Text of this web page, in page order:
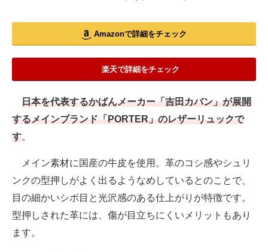
Amazonで詳細をチェック
楽天で詳細をチェック
日本を代表するかばんメーカー「吉田カバン」が展開
するメインブランド「PORTER」のレザーリュックで
す。
メイン素材に国産の牛皮を使用。革のコシ感やシュリ
ンクの型押しがよく出るようなめしているとのことで、
目の細かいシボ目と光沢感のある仕上がりが特徴です。
型押しされた革には、傷が目立ちにくいメリットもあり
ます。